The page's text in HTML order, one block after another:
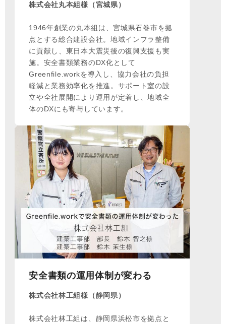
株式会社丸本組様（宮城県）
1946年創業の丸本組は、宮城県石巻市を拠
点とする総合建設会社。地域インフラ整備
に貢献し、東日本大震災後の復興支援も実
施。安全書類業務のDX化として
Greenfile.workを導入し、協力会社の負担
軽減と業務効率化を推進。サポート室の設
立や全社展開により運用が定着し、地域全
体のDXにも寄与しています。
安全書類の運用体制が変わる
株式会社林工組様（静岡県）
株式会社林工組は、静岡県浜松市を拠点と